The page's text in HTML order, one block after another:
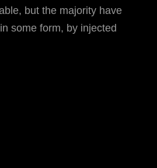
but the majority have
some form, by injected